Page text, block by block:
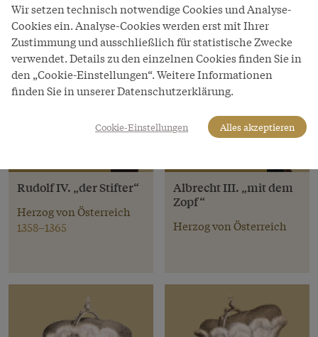
Rudolf IV. „der Stifter“
Herzog von Österreich
1358–1365
Albrecht III. „mit dem
Zopf“
Herzog von Österreich
Wir setzen technisch notwendige Cookies und Analyse-
Cookies ein. Analyse-Cookies werden erst mit Ihrer
Zustimmung und ausschließlich für statistische Zwecke
verwendet. Details zu den einzelnen Cookies finden Sie in
den „Cookie-Einstellungen“. Weitere Informationen
finden Sie in unserer Datenschutzerklärung.
Cookie-Einstellungen Alles akzeptieren